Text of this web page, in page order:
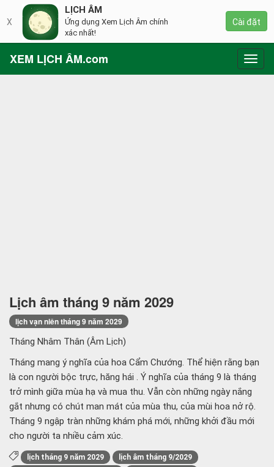
XEM LỊCH ÂM.com
Lịch âm tháng 9 năm 2029
lịch vạn niên tháng 9 năm 2029
Tháng Nhâm Thân (Âm Lịch)
Tháng mang ý nghĩa của hoa Cẩm Chướng. Thể hiện rằng bạn
là con người bộc trực, hăng hái . Ý nghĩa của tháng 9 là tháng
trở mình giữa mùa hạ và mua thu. Vẫn còn những ngày nắng
gắt nhưng có chút man mát của mùa thu, của mùi hoa nở rộ.
Tháng 9 ngập tràn những khám phá mới, những khởi đầu mới
cho người ta nhiều cảm xúc.
lịch tháng 9 năm 2029
lịch âm tháng 9/2029
X
LỊCH ÂM
Ứng dụng Xem Lịch Âm chính
xác nhất!
Cài đặt